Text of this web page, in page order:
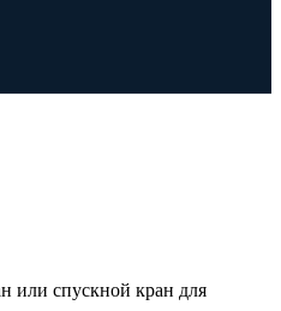
или спускной кран для